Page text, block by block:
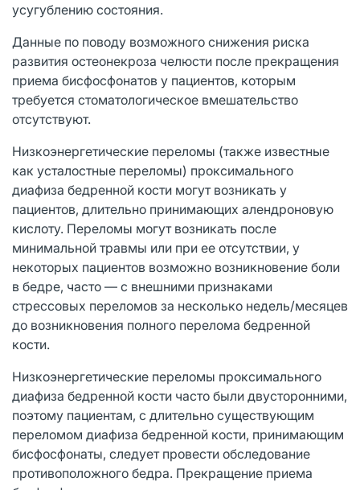
усугублению состояния.
Данные по поводу возможного снижения риска
развития остеонекроза челюсти после прекращения
приема бисфосфонатов у пациентов, которым
требуется стоматологическое вмешательство
отсутствуют.
Низкоэнергетические переломы (также известные
как усталостные переломы) проксимального
диафиза бедренной кости могут возникать у
пациентов, длительно принимающих алендроновую
кислоту. Переломы могут возникать после
минимальной травмы или при ее отсутствии, у
некоторых пациентов возможно возникновение боли
в бедре, часто — с внешними признаками
стрессовых переломов за несколько недель/месяцев
до возникновения полного перелома бедренной
кости.
Низкоэнергетические переломы проксимального
диафиза бедренной кости часто были двусторонними,
поэтому пациентам, с длительно существующим
переломом диафиза бедренной кости, принимающим
бисфосфонаты, следует провести обследование
противоположного бедра. Прекращение приема